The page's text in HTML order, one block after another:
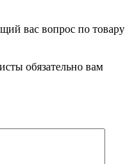
вас вопрос по товару
обязательно вам